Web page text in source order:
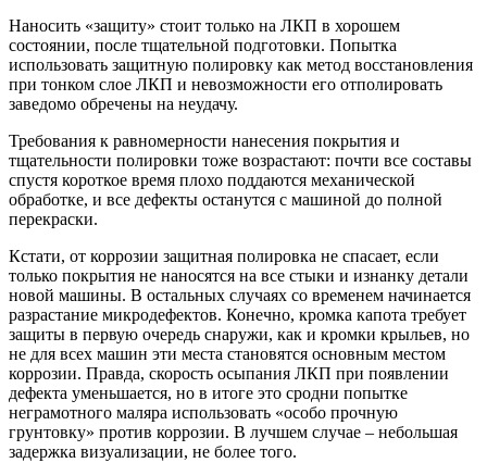
Наносить «защиту» стоит только на ЛКП в хорошем
состоянии, после тщательной подготовки. Попытка
использовать защитную полировку как метод восстановления
при тонком слое ЛКП и невозможности его отполировать
заведомо обречены на неудачу.
Требования к равномерности нанесения покрытия и
тщательности полировки тоже возрастают: почти все составы
спустя короткое время плохо поддаются механической
обработке, и все дефекты останутся с машиной до полной
перекраски.
Кстати, от коррозии защитная полировка не спасает, если
только покрытия не наносятся на все стыки и изнанку детали
новой машины. В остальных случаях со временем начинается
разрастание микродефектов. Конечно, кромка капота требует
защиты в первую очередь снаружи, как и кромки крыльев, но
не для всех машин эти места становятся основным местом
коррозии. Правда, скорость осыпания ЛКП при появлении
дефекта уменьшается, но в итоге это сродни попытке
неграмотного маляра использовать «особо прочную
грунтовку» против коррозии. В лучшем случае – небольшая
задержка визуализации, не более того.